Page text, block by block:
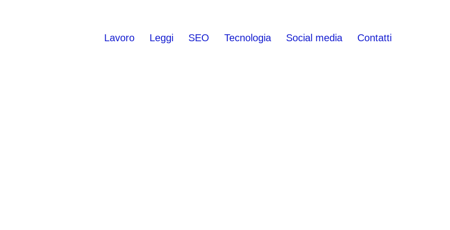
Lavoro Leggi SEO Tecnologia Social media Contatti